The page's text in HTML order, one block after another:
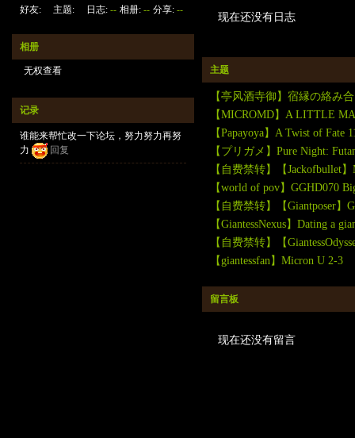
23123
云:
钱:
华:4
献:30
好友:
主题:
日志: -- 相册: -- 分享: --
相册
无权查看
记录
谁能来帮忙改一下论坛，努力努力再努
力
回复
现在还没有日志
主题
【亭风酒寺御】宿縁の絡み
【MICROMD】A LITTLE
【Papayoya】A Twist of Fate
【プリガメ】Pure Night:
【自费禁转】【Jackofbullet
【world of pov】GGHD070
【自费禁转】【Giantposer】
【GiantessNexus】Dating a
【自费禁转】【
【giantessfan】Micron U 2-3
留言板
现在还没有留言